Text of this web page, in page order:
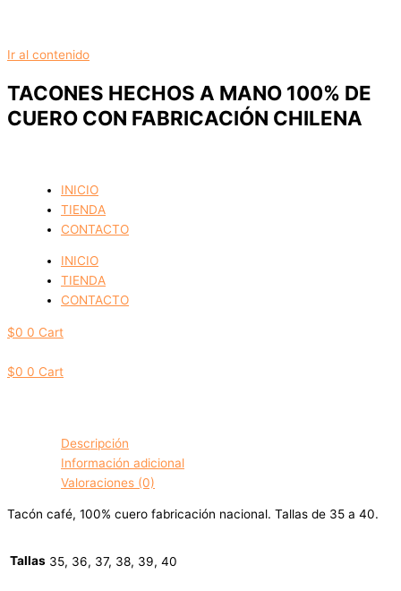
Ir al contenido
TACONES HECHOS A MANO 100% DE
CUERO CON FABRICACIÓN CHILENA
INICIO
TIENDA
CONTACTO
INICIO
TIENDA
CONTACTO
$0 0 Cart
$0 0 Cart
Descripción
Información adicional
Valoraciones (0)
Tacón café, 100% cuero fabricación nacional. Tallas de 35 a 40.
Tallas 35, 36, 37, 38, 39, 40